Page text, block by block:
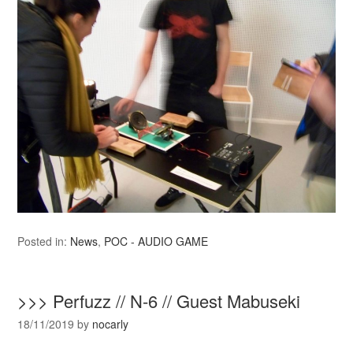
Posted in: News, POC - AUDIO GAME
>>> Perfuzz // N-6 // Guest Mabuseki
18/11/2019 by nocarly